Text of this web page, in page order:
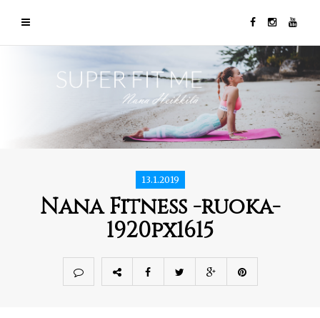
13.1.2019
Nana Fitness -ruoka-
1920px1615